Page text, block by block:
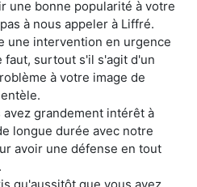
une bonne popularité à votre
à nous appeler à Liffré.
une intervention en urgence
surtout s'il s'agit d'un
à votre image de
grandement intérêt à
longue durée avec notre
avoir une défense en tout